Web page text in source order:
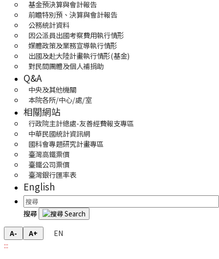
基金預決算與會計報告
前瞻特別預、決算與會計報告
公務統計資料
因公派員出國考察費用執行情形
媒體政策及業務宣導執行情形
出國及赴大陸計畫執行情形(基金)
對民間團體及個人補捐助
Q&A
中央及其他機關
本院各所/中心/處/室
相關網站
行政院主計總處-友善經費報支專區
中華民國統計資訊網
國科會專題研究計畫專區
臺灣高鐵票價
臺鐵公司票價
臺灣銀行匯率表
English
搜尋
A- A+
EN
:::